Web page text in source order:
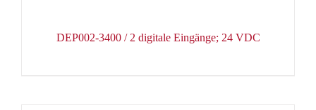
DEP002-3400 / 2 digitale Eingänge; 24 VDC